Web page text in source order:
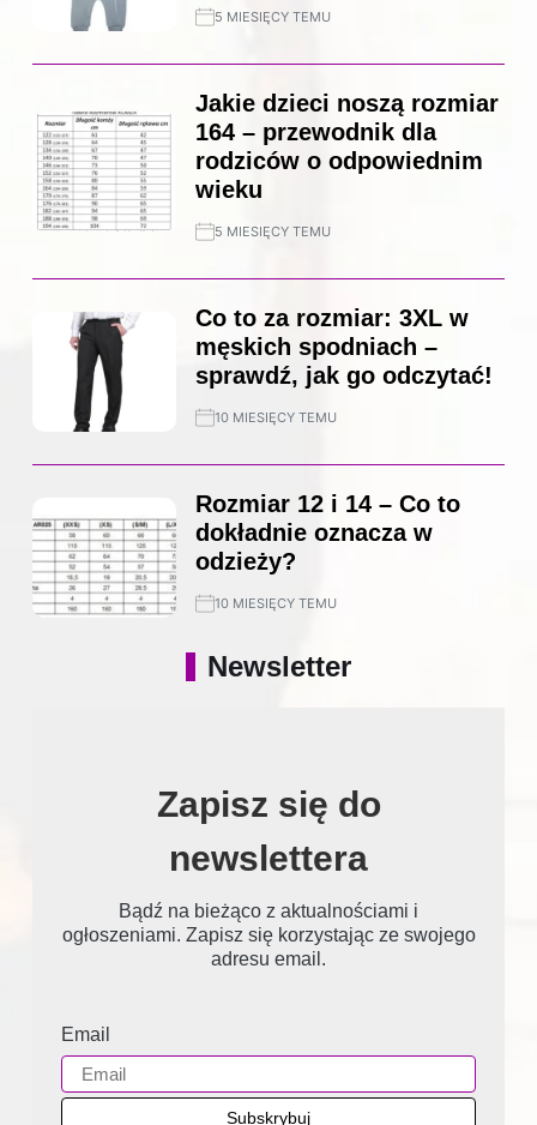
5 MIESIĘCY TEMU
Jakie dzieci noszą rozmiar
164 – przewodnik dla
rodziców o odpowiednim
wieku
5 MIESIĘCY TEMU
Co to za rozmiar: 3XL w
męskich spodniach –
sprawdź, jak go odczytać!
10 MIESIĘCY TEMU
Rozmiar 12 i 14 – Co to
dokładnie oznacza w
odzieży?
10 MIESIĘCY TEMU
Newsletter
Zapisz się do
newslettera
Bądź na bieżąco z aktualnościami i
ogłoszeniami. Zapisz się korzystając ze swojego
adresu email.
Email